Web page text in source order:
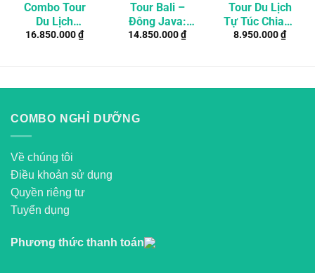
Combo Tour
Du Lịch
Singapore Tự
16.850.000₫
Tour Bali –
Đông Java:
Trekking Núi
14.850.000₫
Tour Du Lịch
Tự Túc Chiang
Mai – Chiang
8.950.000₫
COMBO NGHỈ DƯỠNG
Về chúng tôi
Điều khoản sử dụng
Quyền riêng tư
Tuyển dụng
Phương thức thanh toán